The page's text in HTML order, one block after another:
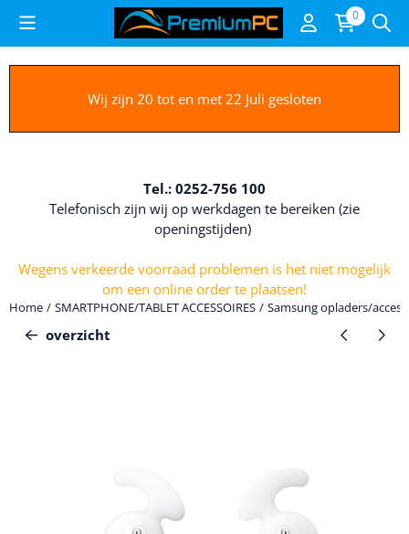
Cookievoorkeuren zijn beschikbaar. Kies instellingen of sta alle
0
Wij zijn 20 tot en met 22 Juli gesloten
Tel.: 0252-756 100
Telefonisch zijn wij op werkdagen te bereiken (zie
openingstijden)
Wegens verkeerde voorraad problemen is het niet mogelijk
om een online order te plaatsen!
Home / SMARTPHONE/TABLET ACCESSOIRES / Samsung opladers/
overzicht